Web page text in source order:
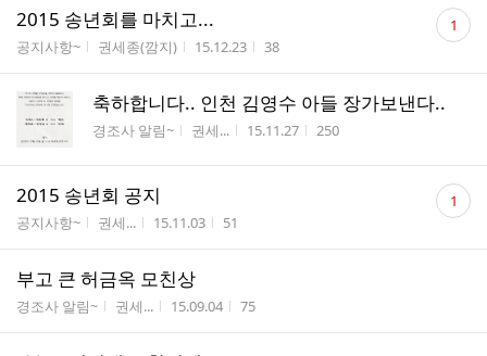
2015 송년회를 마치고...
게시판명
공지사항~ 작성자
권세종(깜지) 작성시간
15.12.23 조회수
38
댓
글 1
축하합니다.. 인천 김영수 아들 장가보낸다..
게시판명
경조사 알림~ 작성자
권세... 작성시간
15.11.27 조회수
250
2015 송년회 공지
게시판명
공지사항~ 작성자
권세... 작성시간
15.11.03 조회수
51
댓
글 1
부고 큰 허금옥 모친상
게시판명
경조사 알림~ 작성자
권세... 작성시간
15.09.04 조회수
75